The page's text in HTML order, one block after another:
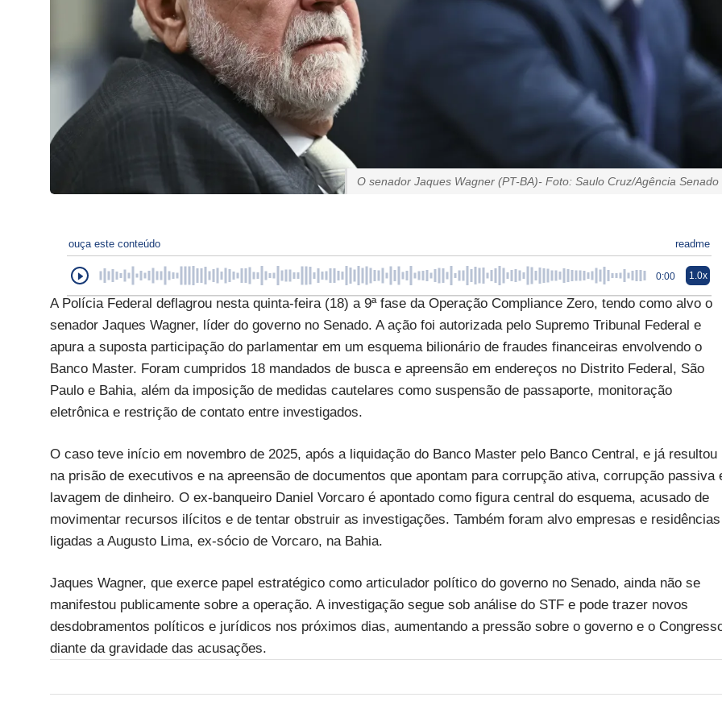
O senador Jaques Wagner (PT-BA)- Foto: Saulo Cruz/Agência Senado
ouça este conteúdo readme
0:00 1.0x
A Polícia Federal deflagrou nesta quinta-feira (18) a 9ª fase da Operação Compliance Zero, tendo como alvo o
senador Jaques Wagner, líder do governo no Senado. A ação foi autorizada pelo Supremo Tribunal Federal e
apura a suposta participação do parlamentar em um esquema bilionário de fraudes financeiras envolvendo o
Banco Master. Foram cumpridos 18 mandados de busca e apreensão em endereços no Distrito Federal, São
Paulo e Bahia, além da imposição de medidas cautelares como suspensão de passaporte, monitoração
eletrônica e restrição de contato entre investigados.
O caso teve início em novembro de 2025, após a liquidação do Banco Master pelo Banco Central, e já resultou
na prisão de executivos e na apreensão de documentos que apontam para corrupção ativa, corrupção passiva
lavagem de dinheiro. O ex-banqueiro Daniel Vorcaro é apontado como figura central do esquema, acusado de
movimentar recursos ilícitos e de tentar obstruir as investigações. Também foram alvo empresas e residências
ligadas a Augusto Lima, ex-sócio de Vorcaro, na Bahia.
Jaques Wagner, que exerce papel estratégico como articulador político do governo no Senado, ainda não se
manifestou publicamente sobre a operação. A investigação segue sob análise do STF e pode trazer novos
desdobramentos políticos e jurídicos nos próximos dias, aumentando a pressão sobre o governo e o
diante da gravidade das acusações.